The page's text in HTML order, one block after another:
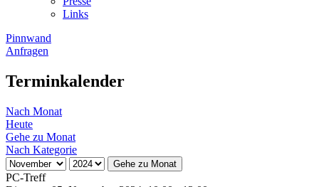
Links
Pinnwand
Anfragen
Terminkalender
Nach Monat
Heute
Gehe zu Monat
Nach Kategorie
Gehe zu Monat
PC-Treff